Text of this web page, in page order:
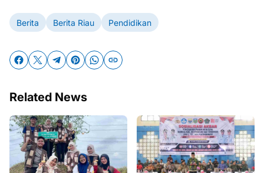
Berita Berita Riau Pendidikan
Related News